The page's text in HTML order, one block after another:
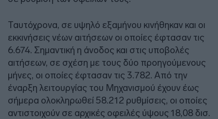
Ταυτόχρονα, σε υψηλό εξαμήνου κινήθηκαν και οι
εκκινήσεις νέων αιτήσεων οι οποίες έφτασαν τις
6.674. Σημαντική η άνοδος και στις υποβολές
αιτήσεων, σε σχέση με τους δύο προηγούμενους
μήνες, οι οποίες έφτασαν τις 3.782. Από την
έναρξη λειτουργίας του Μηχανισμού έχουν έως
σήμερα ολοκληρωθεί 58.212 ρυθμίσεις, οι οποίες
αντιστοιχούν σε αρχικές οφειλές ύψους 18,08 δισ.